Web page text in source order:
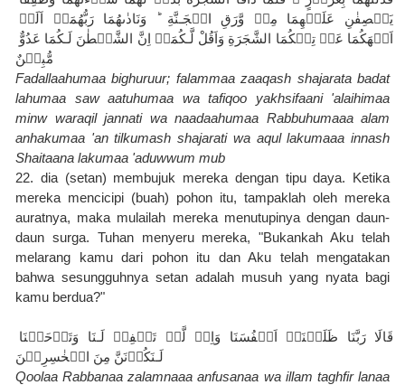
مُّبِيۡنٌ
Fadallaahumaa bighuruur; falammaa zaaqash shajarata badat
lahumaa saw aatuhumaa wa tafiqoo yakhsifaani 'alaihimaa
minw waraqil jannati wa naadaahumaa Rabbuhumaaa alam
anhakumaa 'an tilkumash shajarati wa aqul lakumaaa innash
Shaitaana lakumaa 'aduwwum mub
22. dia (setan) membujuk mereka dengan tipu daya. Ketika
mereka mencicipi (buah) pohon itu, tampaklah oleh mereka
auratnya, maka mulailah mereka menutupinya dengan daun-
daun surga. Tuhan menyeru mereka, "Bukankah Aku telah
melarang kamu dari pohon itu dan Aku telah mengatakan
bahwa sesungguhnya setan adalah musuh yang nyata bagi
kamu berdua?"
لَـنَكُوۡنَنَّ مِنَ الۡخٰسِرِيۡنَ
Qoolaa Rabbanaa zalamnaaa anfusanaa wa illam taghfir lanaa